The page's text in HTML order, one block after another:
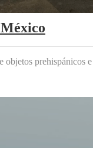
objetos